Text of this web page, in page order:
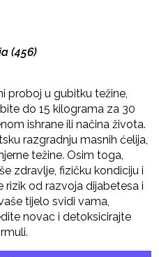
(456)
proboj u gubitku težine,
do 15 kilograma za 30
ishrane ili načina života.
razgradnju masnih ćelija,
težine. Osim toga,
zdravlje, fizičku kondiciju i
rizik od razvoja dijabetesa i
tijelo svidi vama,
novac i detoksicirajte